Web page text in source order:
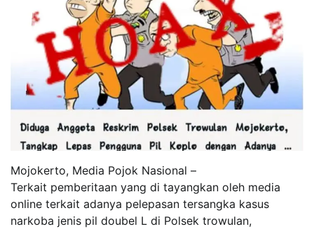
Mojokerto, Media Pojok Nasional –
Terkait pemberitaan yang di tayangkan oleh media
online terkait adanya pelepasan tersangka kasus
narkoba jenis pil doubel L di Polsek trowulan,